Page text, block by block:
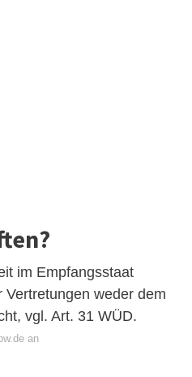
im Empfangsstaat
weder dem
vgl. Art. 31 WÜD.
an